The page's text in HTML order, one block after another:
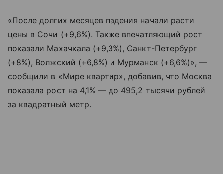
«После долгих месяцев падения начали расти
цены в Сочи (+9,6%). Также впечатляющий рост
показали Махачкала (+9,3%), Санкт-Петербург
(+8%), Волжский (+6,8%) и Мурманск (+6,6%)», —
сообщили в «Мире квартир», добавив, что Москва
показала рост на 4,1% — до 495,2 тысячи рублей
за квадратный метр.